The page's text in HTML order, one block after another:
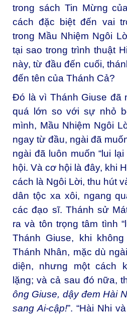
trong sách Tin Mừng
cách đặc biệt đến vai
trong Mầu Nhiệm Ngôi
tại sao trong trình thuật
này, từ đầu đến cuối,
đến tên của Thánh Cả?
Đó là vì Thánh Giuse đã
quá lớn so với sự nhỏ
mình, Mầu Nhiệm Ngôi
ngay từ đầu, ngài đã
ngài đã luôn muốn “lui
hội. Và cơ hội là đây, khi
cách là Ngôi Lời, thu hút
dân tộc xa xôi, ngang
các đạo sĩ. Thánh sử
ra và tôn trọng tâm tình
Thánh Giuse, khi
Thánh Nhân, mặc dù
diện, nhưng một cách
lặng; và cả sau đó nữa,
ông Giuse, dậy đem Hài
sang Ai-cập!”. “Hài Nhi